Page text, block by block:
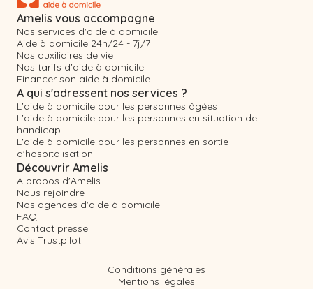
Amelis vous accompagne
Nos services d'aide à domicile
Aide à domicile 24h/24 - 7j/7
Nos auxiliaires de vie
Nos tarifs d'aide à domicile
Financer son aide à domicile
A qui s'adressent nos services ?
L'aide à domicile pour les personnes âgées
L'aide à domicile pour les personnes en situation de
handicap
L'aide à domicile pour les personnes en sortie
d'hospitalisation
Découvrir Amelis
A propos d'Amelis
Nous rejoindre
Nos agences d'aide à domicile
FAQ
Contact presse
Avis Trustpilot
Conditions générales
Mentions légales